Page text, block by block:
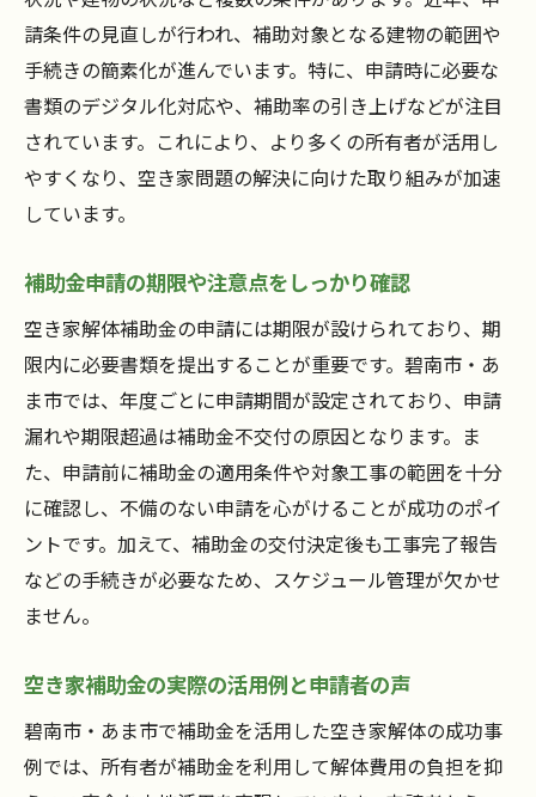
請条件の見直しが行われ、補助対象となる建物の範囲や
手続きの簡素化が進んでいます。特に、申請時に必要な
書類のデジタル化対応や、補助率の引き上げなどが注目
されています。これにより、より多くの所有者が活用し
やすくなり、空き家問題の解決に向けた取り組みが加速
しています。
補助金申請の期限や注意点をしっかり確認
空き家解体補助金の申請には期限が設けられており、期
限内に必要書類を提出することが重要です。碧南市・あ
ま市では、年度ごとに申請期間が設定されており、申請
漏れや期限超過は補助金不交付の原因となります。ま
た、申請前に補助金の適用条件や対象工事の範囲を十分
に確認し、不備のない申請を心がけることが成功のポイ
ントです。加えて、補助金の交付決定後も工事完了報告
などの手続きが必要なため、スケジュール管理が欠かせ
ません。
空き家補助金の実際の活用例と申請者の声
碧南市・あま市で補助金を活用した空き家解体の成功事
例では、所有者が補助金を利用して解体費用の負担を抑